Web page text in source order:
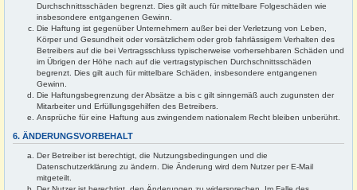
Durchschnittsschäden begrenzt. Dies gilt auch für mittelbare Folgeschäden wie
insbesondere entgangenen Gewinn.
Die Haftung ist gegenüber Unternehmern außer bei der Verletzung von Leben,
Körper und Gesundheit oder vorsätzlichem oder grob fahrlässigem Verhalten des
Betreibers auf die bei Vertragsschluss typischerweise vorhersehbaren Schäden und
im Übrigen der Höhe nach auf die vertragstypischen Durchschnittsschäden
begrenzt. Dies gilt auch für mittelbare Schäden, insbesondere entgangenen
Gewinn.
Die Haftungsbegrenzung der Absätze a bis c gilt sinngemäß auch zugunsten der
Mitarbeiter und Erfüllungsgehilfen des Betreibers.
Ansprüche für eine Haftung aus zwingendem nationalem Recht bleiben unberührt.
6. ÄNDERUNGSVORBEHALT
Der Betreiber ist berechtigt, die Nutzungsbedingungen und die
Datenschutzerklärung zu ändern. Die Änderung wird dem Nutzer per E-Mail
mitgeteilt.